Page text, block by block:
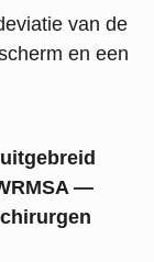
van de
en een
—